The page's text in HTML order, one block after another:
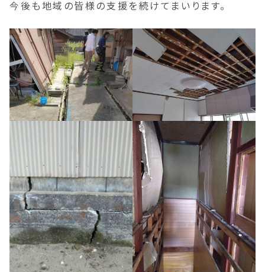
今後も地域の皆様の支援を続けてまいります。